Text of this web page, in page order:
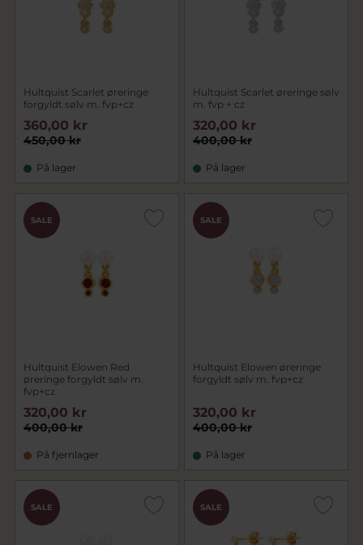
Hultquist Scarlet øreringe
forgyldt sølv m. fvp+cz
450,00 kr
360,00 kr
På lager
Hultquist Scarlet øreringe sølv
m. fvp + cz
400,00 kr
320,00 kr
På lager
SALE
Hultquist Elowen Red
øreringe forgyldt sølv m.
fvp+cz
400,00 kr
320,00 kr
På fjernlager
SALE
Hultquist Elowen øreringe
forgyldt sølv m. fvp+cz
400,00 kr
320,00 kr
På lager
SALE SALE